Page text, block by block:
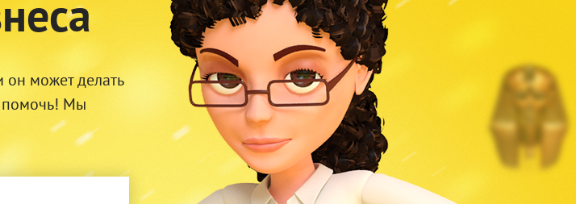
Экспресс-аудит учета
Проверь своего бухгалтера
Календарь мероприятийВебинары о франшизе
он может делать
помочь! Мы